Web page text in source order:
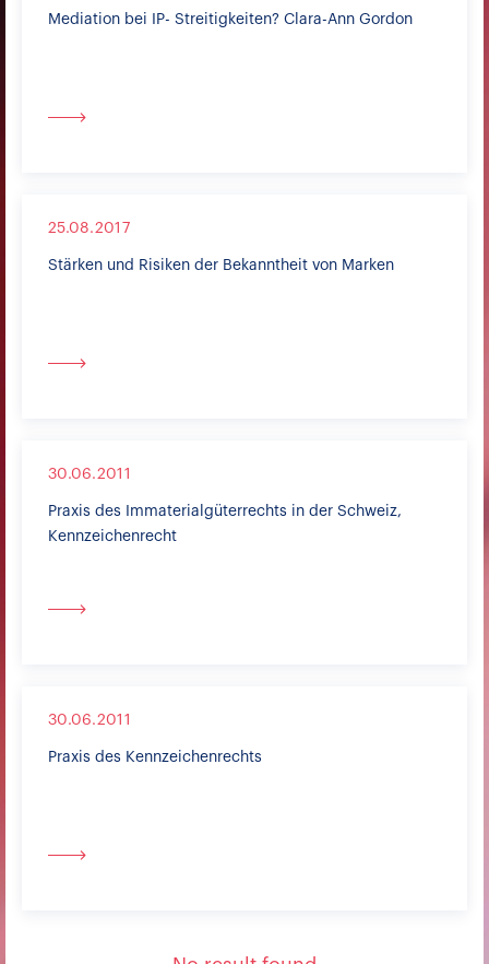
Mediation bei IP- Streitigkeiten? Clara-Ann Gordon
25.08.2017
Stärken und Risiken der Bekanntheit von Marken
30.06.2011
Praxis des Immaterialgüterrechts in der Schweiz,
Kennzeichenrecht
30.06.2011
Praxis des Kennzeichenrechts